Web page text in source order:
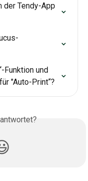
der Tendy-App
Funktion und
"Auto-Print“?